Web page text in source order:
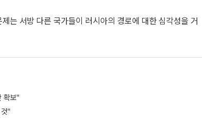
는 서방 다른 국가들이 러시아의 경로에 대한 심각성을 거
확보"
"